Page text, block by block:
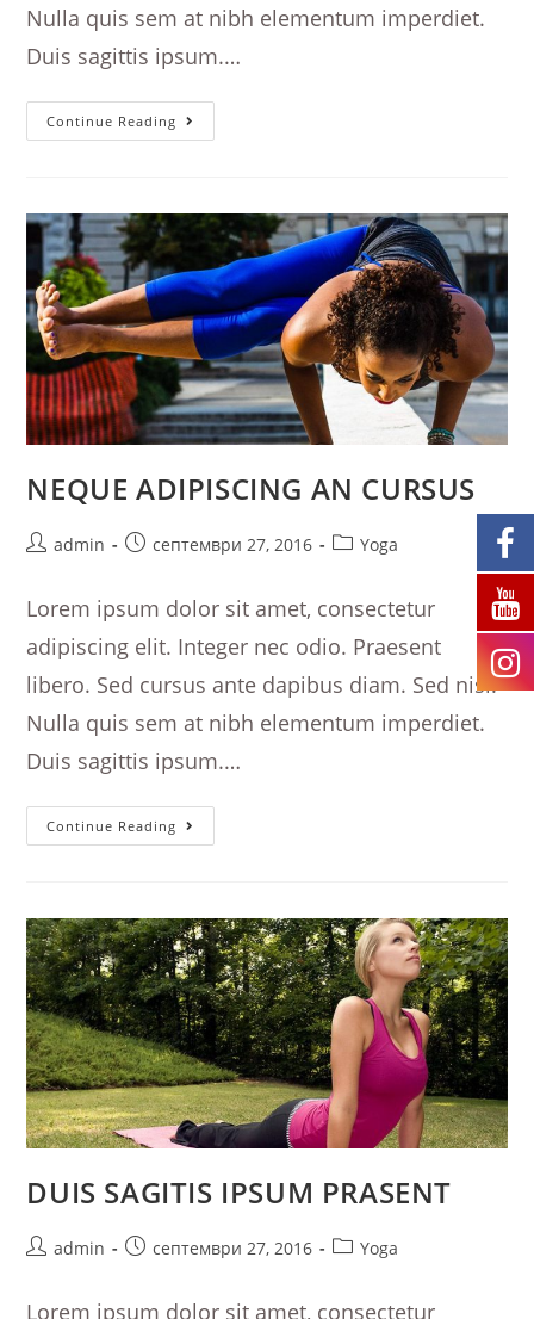
Nulla quis sem at nibh elementum imperdiet.
Duis sagittis ipsum.…
Continue Reading Praesent
Libro
NEQUE ADIPISCING AN CURSUS
Postadmin
Postсептември 27, 2016
PostYoga
Lorem ipsum dolor sit amet, consectetur
adipiscing elit. Integer nec odio. Praesent
libero. Sed cursus ante dapibus diam. Sed nisi.
Nulla quis sem at nibh elementum imperdiet.
Duis sagittis ipsum.…
Continue Reading Neque
Adipiscing
DUIS SAGITIS IPSUM PRASENT
Postadmin
Postсептември 27, 2016
PostYoga
Lorem ipsum dolor sit amet, consectetur